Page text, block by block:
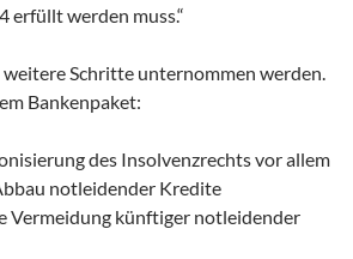
erfüllt werden muss.“
weitere Schritte unternommen werden.
Bankenpaket:
des Insolvenzrechts vor allem
notleidender Kredite
Vermeidung künftiger notleidender